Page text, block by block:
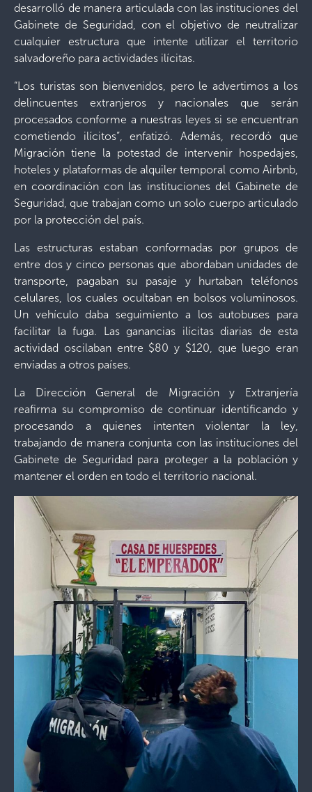
desarrolló de manera articulada con las instituciones del
Gabinete de Seguridad, con el objetivo de neutralizar
cualquier estructura que intente utilizar el territorio
salvadoreño para actividades ilícitas.
“Los turistas son bienvenidos, pero le advertimos a los
delincuentes extranjeros y nacionales que serán
procesados conforme a nuestras leyes si se encuentran
cometiendo ilícitos”, enfatizó. Además, recordó que
Migración tiene la potestad de intervenir hospedajes,
hoteles y plataformas de alquiler temporal como Airbnb,
en coordinación con las instituciones del Gabinete de
Seguridad, que trabajan como un solo cuerpo articulado
por la protección del país.
Las estructuras estaban conformadas por grupos de
entre dos y cinco personas que abordaban unidades de
transporte, pagaban su pasaje y hurtaban teléfonos
celulares, los cuales ocultaban en bolsos voluminosos.
Un vehículo daba seguimiento a los autobuses para
facilitar la fuga. Las ganancias ilícitas diarias de esta
actividad oscilaban entre $80 y $120, que luego eran
enviadas a otros países.
La Dirección General de Migración y Extranjería
reafirma su compromiso de continuar identificando y
procesando a quienes intenten violentar la ley,
trabajando de manera conjunta con las instituciones del
Gabinete de Seguridad para proteger a la población y
mantener el orden en todo el territorio nacional.